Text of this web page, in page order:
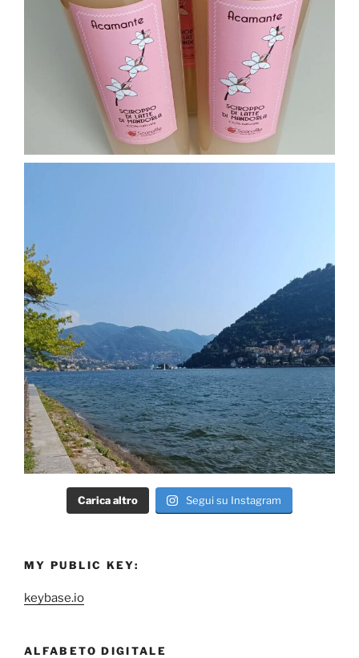
Carica altro Segui su Instagram
MY PUBLIC KEY:
keybase.io
ALFABETO DIGITALE